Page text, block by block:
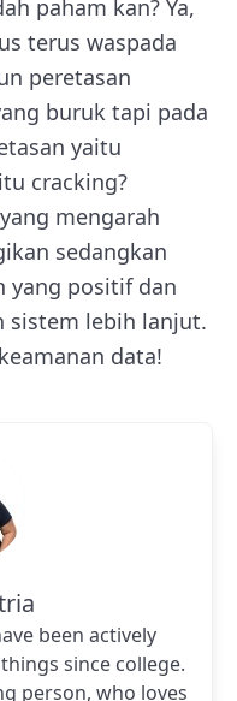
paham kan? Ya,
terus waspada
peretasan
buruk tapi pada
yaitu
cracking?
mengarah
sedangkan
yang positif dan
sistem lebih lanjut.
data!
been actively
since college.
person, who loves